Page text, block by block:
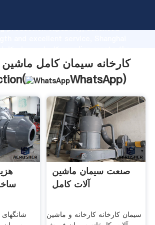
production capability, advanced
values to all of customers.
کارخانه سیمان کامل
WhatsApp)
صنعت سیمان ماشین
آلات کامل
سیمان کارخانه کارخانه و ماشین